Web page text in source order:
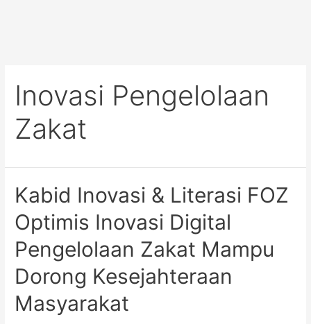
Inovasi Pengelolaan
Zakat
Kabid Inovasi & Literasi FOZ
Optimis Inovasi Digital
Pengelolaan Zakat Mampu
Dorong Kesejahteraan
Masyarakat